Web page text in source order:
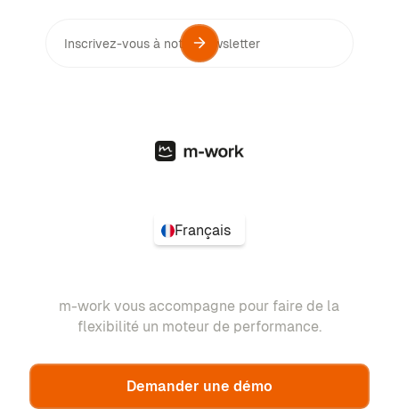
Français
m-work vous accompagne pour faire de la
flexibilité un moteur de performance.
Demander une démo